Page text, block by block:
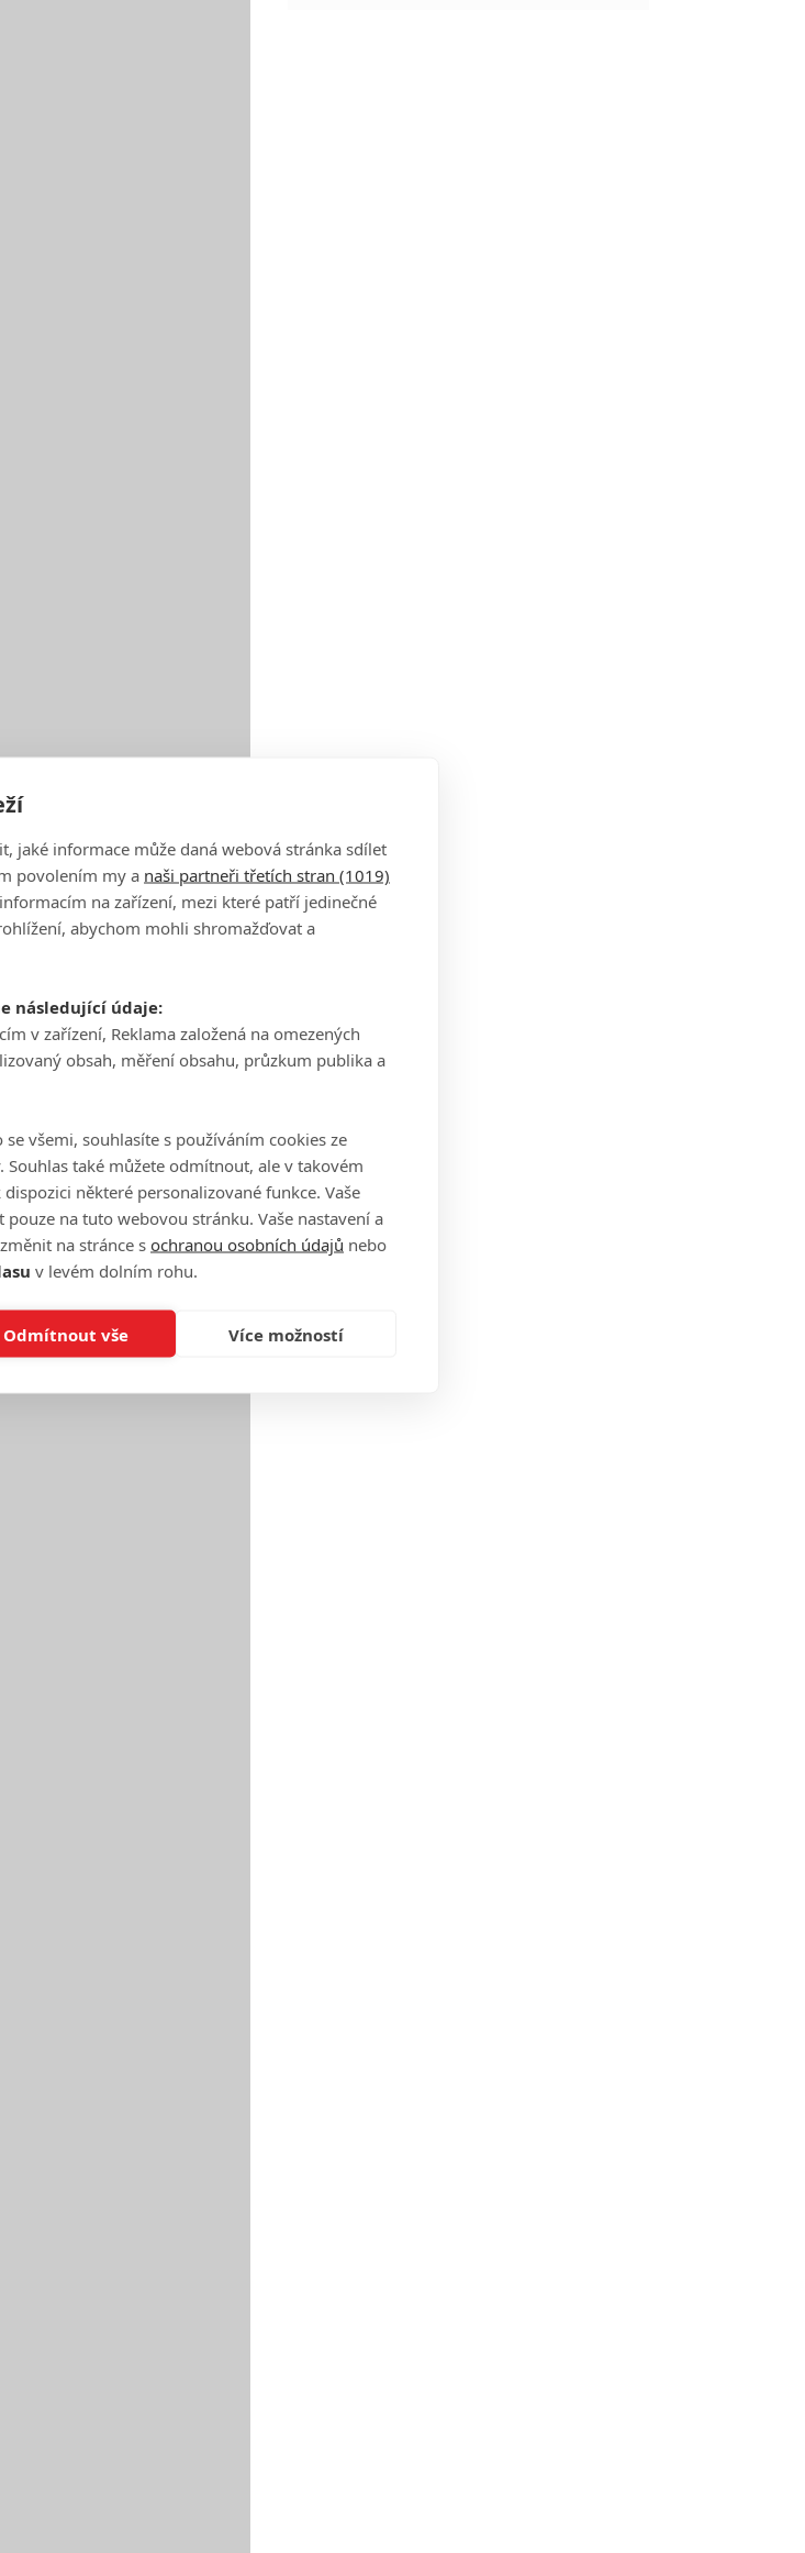
jaké informace může daná webová stránka sdílet
povolením my a naši partneři třetích stran (1019)
na zařízení, mezi které patří jedinečné
abychom mohli shromažďovat a
následující údaje:
v zařízení, Reklama založená na omezených
obsah, měření obsahu, průzkum publika a
všemi, souhlasíte s používáním cookies ze
také můžete odmítnout, ale v takovém
některé personalizované funkce. Vaše
na tuto webovou stránku. Vaše nastavení a
na stránce s ochranou osobních údajů nebo
v levém dolním rohu.
Odmítnout vše Více možností